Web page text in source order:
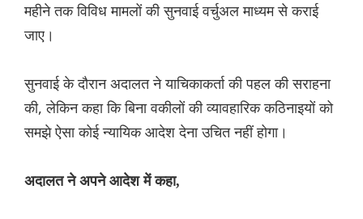
महीने तक विविध मामलों की सुनवाई वर्चुअल माध्यम से कराई
जाए।
सुनवाई के दौरान अदालत ने याचिकाकर्ता की पहल की सराहना
की, लेकिन कहा कि बिना वकीलों की व्यावहारिक कठिनाइयों को
समझे ऐसा कोई न्यायिक आदेश देना उचित नहीं होगा।
अदालत ने अपने आदेश में कहा,